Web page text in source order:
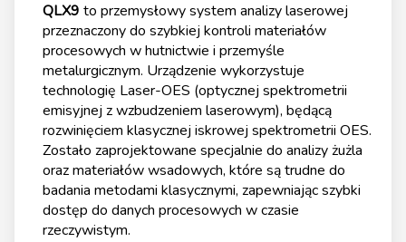
QLX9 to przemysłowy system analizy laserowej
przeznaczony do szybkiej kontroli materiałów
procesowych w hutnictwie i przemyśle
metalurgicznym. Urządzenie wykorzystuje
technologię Laser-OES (optycznej spektrometrii
emisyjnej z wzbudzeniem laserowym), będącą
rozwinięciem klasycznej iskrowej spektrometrii OES.
Zostało zaprojektowane specjalnie do analizy żużla
oraz materiałów wsadowych, które są trudne do
badania metodami klasycznymi, zapewniając szybki
dostęp do danych procesowych w czasie
rzeczywistym.